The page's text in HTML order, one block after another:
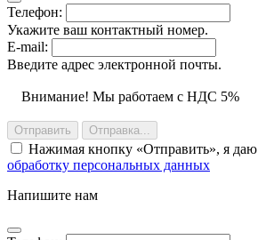
Телефон:
Укажите ваш контактный номер.
E-mail:
Введите адрес электронной почты.
Внимание! Мы работаем с НДС 5%
Отправить Отправка...
Нажимая кнопку Отправить , я даю
обработку персональных данных
Напишите нам